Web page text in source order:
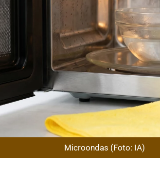
Microondas (Foto: IA)